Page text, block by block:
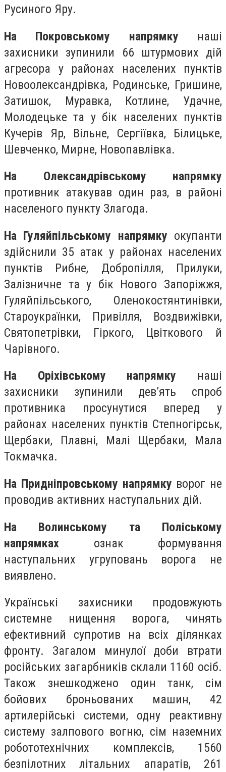
Русиного Яру.
На Покровському напрямку наші
захисники зупинили 66 штурмових дій
агресора у районах населених пунктів
Новоолександрівка, Родинське, Гришине,
Затишок, Муравка, Котлине, Удачне,
Молодецьке та у бік населених пунктів
Кучерів Яр, Вільне, Сергіївка, Білицьке,
Шевченко, Мирне, Новопавлівка.
На Олександрівському напрямку
противник атакував один раз, в районі
населеного пункту Злагода.
На Гуляйпільському напрямку окупанти
здійснили 35 атак у районах населених
пунктів Рибне, Добропілля, Прилуки,
Залізничне та у бік Нового Запоріжжя,
Гуляйпільського, Оленокостянтинівки,
Староукраїнки, Привілля, Воздвижівки,
Святопетрівки, Гіркого, Цвіткового й
Чарівного.
На Оріхівському напрямку наші
захисники зупинили дев’ять спроб
противника просунутися вперед у
районах населених пунктів Степногірськ,
Щербаки, Плавні, Малі Щербаки, Мала
Токмачка.
На Придніпровському напрямку ворог не
проводив активних наступальних дій.
На Волинському та Поліському
напрямках ознак формування
наступальних угруповань ворога не
виявлено.
Українські захисники продовжують
системне нищення ворога, чинять
ефективний супротив на всіх ділянках
фронту. Загалом минулої доби втрати
російських загарбників склали 1160 осіб.
Також знешкоджено один танк, сім
бойових броньованих машин, 42
артилерійські системи, одну реактивну
систему залпового вогню, сім наземних
робототехнічних комплексів, 1560
безпілотних літальних апаратів, 261